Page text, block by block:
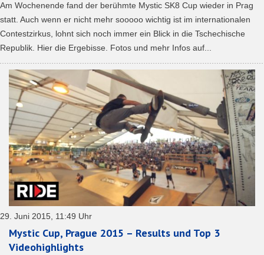
Am Wochenende fand der berühmte Mystic SK8 Cup wieder in Prag
statt. Auch wenn er nicht mehr sooooo wichtig ist im internationalen
Contestzirkus, lohnt sich noch immer ein Blick in die Tschechische
Republik. Hier die Ergebisse. Fotos und mehr Infos auf...
29. Juni 2015, 11:49 Uhr
Mystic Cup, Prague 2015 – Results und Top 3
Videohighlights